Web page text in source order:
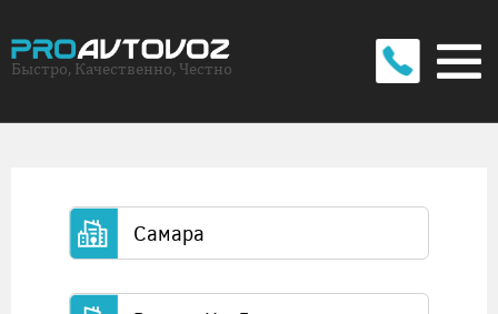
Быстро, Качественно, Честно